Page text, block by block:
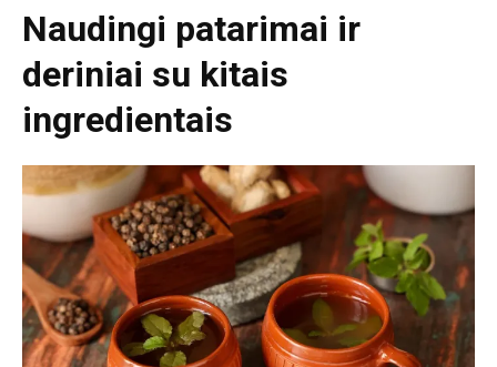
Naudingi patarimai ir
deriniai su kitais
ingredientais